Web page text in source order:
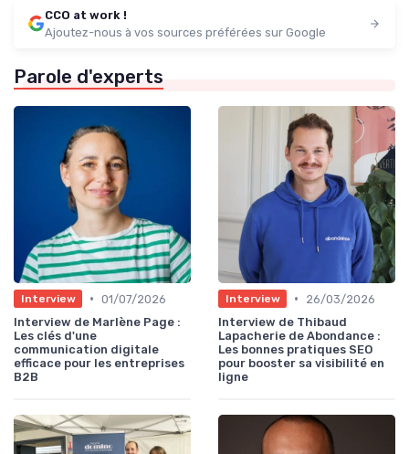
CCO at work !
Ajoutez-nous à vos sources préférées sur Google
Parole d'experts
Interview • 01/07/2026
Interview de Marlène Page :
Les clés d'une
communication digitale
efficace pour les entreprises
B2B
Interview •
26/03/2026
Interview de Thibaud
Lapacherie de Abondance :
Les bonnes pratiques SEO
pour booster sa visibilité en
ligne